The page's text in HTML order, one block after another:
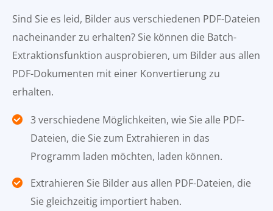
Sind Sie es leid, Bilder aus verschiedenen PDF-Dateien
nacheinander zu erhalten? Sie können die Batch-
Extraktionsfunktion ausprobieren, um Bilder aus allen
PDF-Dokumenten mit einer Konvertierung zu
erhalten.
3 verschiedene Möglichkeiten, wie Sie alle PDF-
Dateien, die Sie zum Extrahieren in das
Programm laden möchten, laden können.
Extrahieren Sie Bilder aus allen PDF-Dateien, die
Sie gleichzeitig importiert haben.